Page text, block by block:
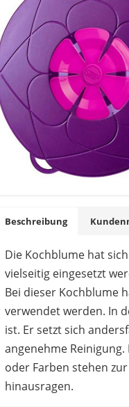
Beschreibung
Die Kochblume hat
vielseitig eingesetzt
Bei dieser Kochblume
verwendet werden. In
ist. Er setzt sich
angenehme
oder Farben stehen
hinausragen.